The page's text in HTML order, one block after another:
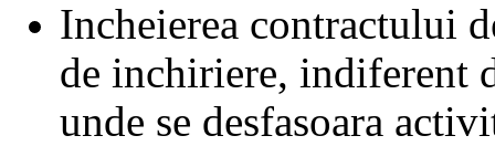
Incheierea contractului
de inchiriere, indiferent
unde se desfasoara